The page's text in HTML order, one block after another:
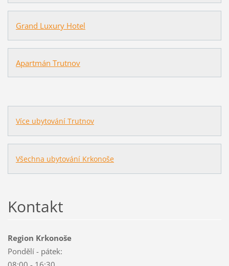
Grand Luxury Hotel
Apartmán Trutnov
Více ubytování Trutnov
Všechna ubytování Krkonoše
Kontakt
Region Krkonoše
Pondělí - pátek: